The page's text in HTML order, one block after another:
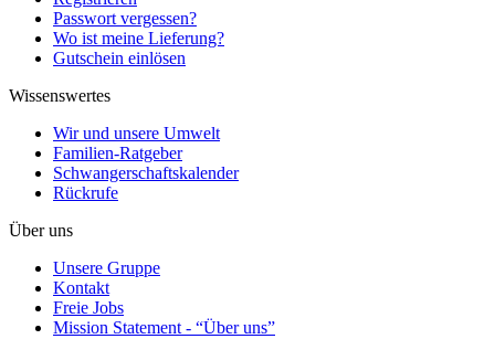
Passwort vergessen?
Wo ist meine Lieferung?
Gutschein einlösen
Wissenswertes
Wir und unsere Umwelt
Familien-Ratgeber
Schwangerschaftskalender
Rückrufe
Über uns
Unsere Gruppe
Kontakt
Freie Jobs
Mission Statement - “Über uns”